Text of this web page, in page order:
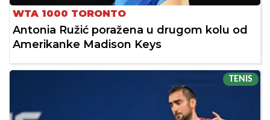
WTA 1000 TORONTO
Antonia Ružić poražena u drugom kolu od
Amerikanke Madison Keys
TENIS